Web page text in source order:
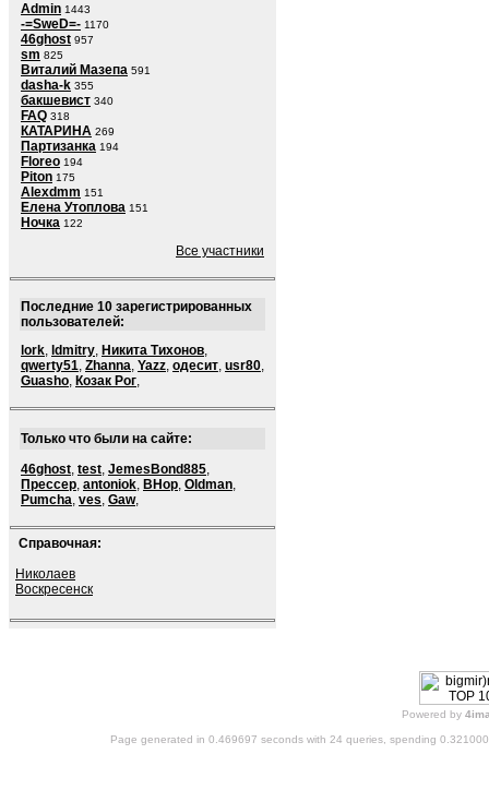
Admin 1443
-=SweD=- 1170
46ghost 957
sm 825
Виталий Мазепа 591
dasha-k 355
бакшевист 340
FAQ 318
КАТАРИНА 269
Партизанка 194
Floreo 194
Piton 175
Alexdmm 151
Елена Утоплова 151
Ночка 122
Все участники
Последние 10 зарегистрированных
пользователей:
lork, ldmitry, Никита Тихонов,
qwerty51, Zhanna, Yazz, одесит, usr80,
Guasho, Козак Рог,
Только что были на сайте:
46ghost, test, JemesBond885,
Прессер, antoniok, BHop, Oldman,
Pumcha, ves, Gaw,
Справочная:
Николаев
Воскресенск
Powered by
Page generated in 0.469697 seconds with 24 queries, spending